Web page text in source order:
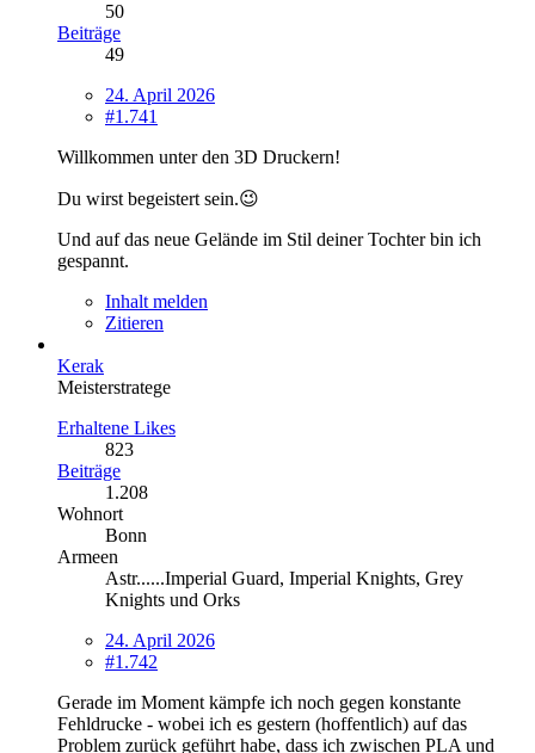
50
Beiträge
49
24. April 2026
#1.741
Willkommen unter den 3D Druckern!
Du wirst begeistert sein.😉
Und auf das neue Gelände im Stil deiner Tochter bin ich
gespannt.
Inhalt melden
Zitieren
Kerak
Meisterstratege
Erhaltene Likes
823
Beiträge
1.208
Wohnort
Bonn
Armeen
Astr......Imperial Guard, Imperial Knights, Grey
Knights und Orks
24. April 2026
#1.742
Gerade im Moment kämpfe ich noch gegen konstante
Fehldrucke - wobei ich es gestern (hoffentlich) auf das
Problem zurück geführt habe, dass ich zwischen PLA und